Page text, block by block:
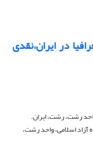
در ایران،نقدی
رشت، رشت، ایران.
آزاد اسلامی، واحد رشت،